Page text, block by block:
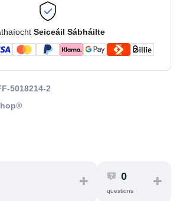
Seiceáil Sábháilte
5018214-2
0
questions